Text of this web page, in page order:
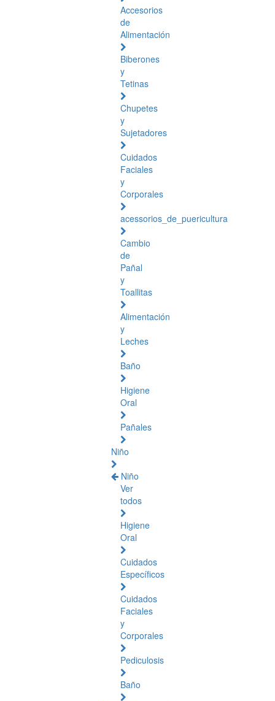
Accesorios
de
Alimentación
Biberones
y
Tetinas
Chupetes
y
Sujetadores
Cuidados
Faciales
y
Corporales
acessorios_de_puericultura
Cambio
de
Pañal
y
Toallitas
Alimentación
y
Leches
Baño
Higiene
Oral
Pañales
Niño
Niño
Ver
todos
Higiene
Oral
Cuidados
Específicos
Cuidados
Faciales
y
Corporales
Pediculosis
Baño